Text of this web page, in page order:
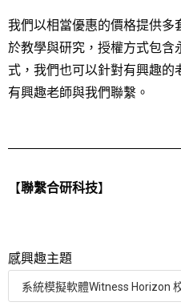
我們以相當優惠的價格提供多
於教學與研究，授權方式包含
式，我們也可以針對有興趣的
有興趣老師與我們聯繫。
【聯繫合研科技】
感興趣主題